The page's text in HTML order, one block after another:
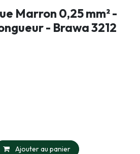
Marron 0,25 mm² -
- Brawa 3212
paiement sélectionné
Ajouter au panier